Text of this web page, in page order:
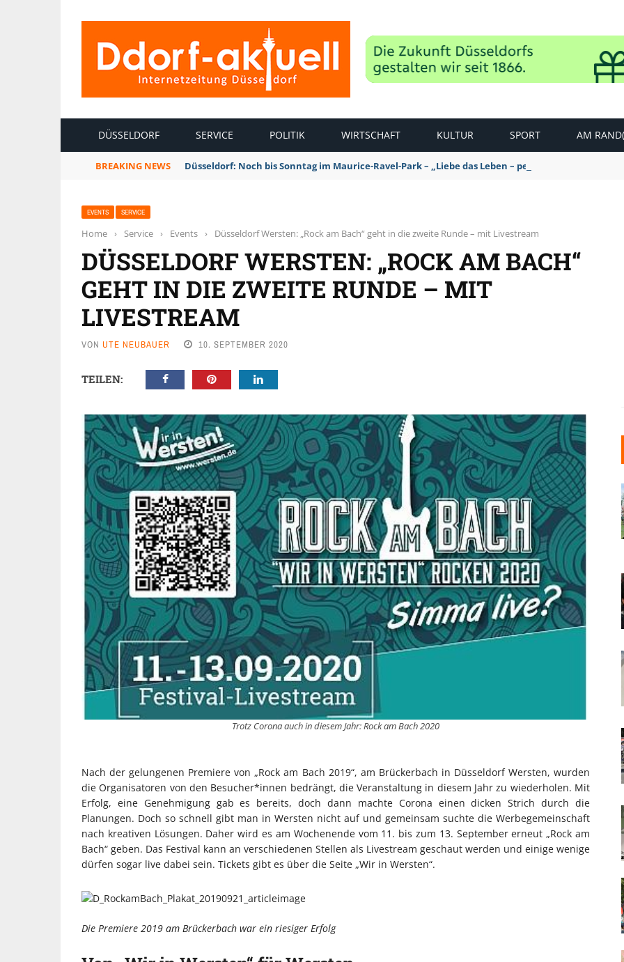
DÜSSELDORF SERVICE POLITIK WIRTSCHAFT KULTUR SPORT AM
BREAKING NEWS Düsseldorf: Noch bis Sonntag im Maurice-Ravel-Park – „Liebe das Leben – pempelfort music
EVENTS SERVICE
Home › Service › Events › Düsseldorf Wersten: „Rock am Bach“ geht in die zweite Runde – mit Livestream
DÜSSELDORF WERSTEN: „ROCK AM BACH“
GEHT IN DIE ZWEITE RUNDE – MIT
LIVESTREAM
VON UTE NEUBAUER 10. SEPTEMBER 2020
TEILEN:
Trotz Corona auch in diesem Jahr: Rock am Bach 2020
Nach der gelungenen Premiere von „Rock am Bach 2019“, am Brückerbach in Düsseldorf Wersten, wurden
die Organisatoren von den Besucher*innen bedrängt, die Veranstaltung in diesem Jahr zu wiederholen. Mit
Erfolg, eine Genehmigung gab es bereits, doch dann machte Corona einen dicken Strich durch die
Planungen. Doch so schnell gibt man in Wersten nicht auf und gemeinsam suchte die Werbegemeinschaft
nach kreativen Lösungen. Daher wird es am Wochenende vom 11. bis zum 13. September erneut „Rock am
Bach“ geben. Das Festival kann an verschiedenen Stellen als Livestream geschaut werden und einige wenige
dürfen sogar live dabei sein. Tickets gibt es über die Seite „Wir in Wersten“.
Die Premiere 2019 am Brückerbach war ein riesiger Erfolg